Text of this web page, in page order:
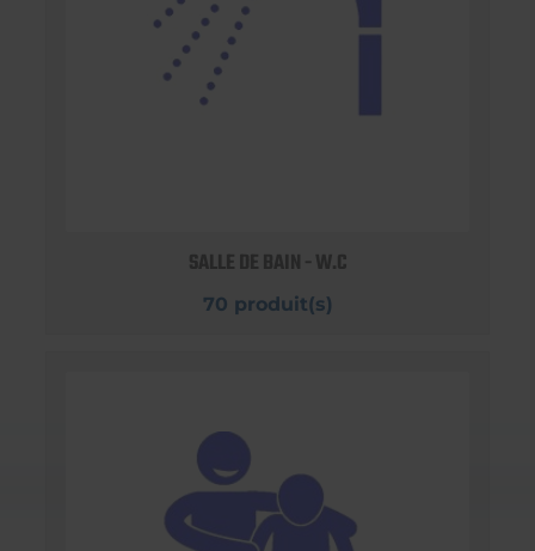
SALLE DE BAIN - W.C
70 produit(s)